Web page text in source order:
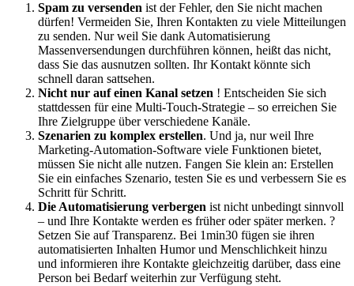
Spam zu versenden ist der Fehler, den Sie nicht machen
dürfen! Vermeiden Sie, Ihren Kontakten zu viele Mitteilungen
zu senden. Nur weil Sie dank Automatisierung
Massenversendungen durchführen können, heißt das nicht,
dass Sie das ausnutzen sollten. Ihr Kontakt könnte sich
schnell daran sattsehen.
Nicht nur auf einen Kanal setzen ! Entscheiden Sie sich
stattdessen für eine Multi-Touch-Strategie – so erreichen Sie
Ihre Zielgruppe über verschiedene Kanäle.
Szenarien zu komplex erstellen. Und ja, nur weil Ihre
Marketing-Automation-Software viele Funktionen bietet,
müssen Sie nicht alle nutzen. Fangen Sie klein an: Erstellen
Sie ein einfaches Szenario, testen Sie es und verbessern Sie es
Schritt für Schritt.
Die Automatisierung verbergen ist nicht unbedingt sinnvoll
– und Ihre Kontakte werden es früher oder später merken. ?
Setzen Sie auf Transparenz. Bei 1min30 fügen sie ihren
automatisierten Inhalten Humor und Menschlichkeit hinzu
und informieren ihre Kontakte gleichzeitig darüber, dass eine
Person bei Bedarf weiterhin zur Verfügung steht.